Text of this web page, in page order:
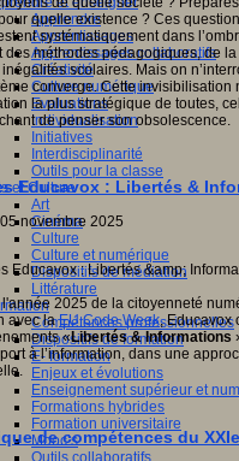
Apprendre
Apprentissages
Apprentissages collaboratifs
Créativité
Culture numérique
Evaluations
Individualisation
Initiatives
Interdisciplinarité
Outils pour la classe
et Culture
Art
Cinéma
Culture
Culture et numérique
Dispositifs de médiation
Littérature
Compétences professionnelles
Dispositifs de formation
E- formation
Enjeux et évolutions
Enseignement supérieur et
Formations hybrides
Formation universitaire
Mooc’s
Outils collaboratifs
quelle existence ? Ces
systématiquement dans
des méthodes pédagogiques, de
scolaires. Mais on
converge. Cette invisibilisation
la plus stratégique de toutes,
de penser son obsolescence.
Educavox : Libertés &
novembre 2025
2025 de la citoyenneté
avec laEU Code Week, Educavox
«Libertés & Informations
à l’information, dans une
de compétences du